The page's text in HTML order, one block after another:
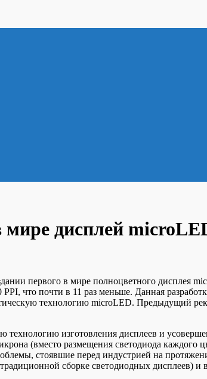
дисплей
первого в мире полноцветного дисплея
PPI, что почти в 11 раз меньше. Данная
технологию microLED. Предыдущий
изготовления дисплеев и
(вместо размещения светодиода
стоявшие перед индустрией на
сборке светодиодных дисплеев) и